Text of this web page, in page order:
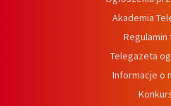
Akademia
Regulamin
Telegazeta
Informacje o